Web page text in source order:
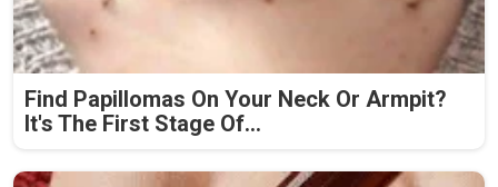
Find Papillomas On Your Neck Or Armpit?
It's The First Stage Of...